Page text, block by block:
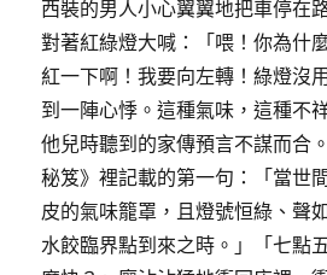
西裝的男人小心翼翼地把車停在
對著紅綠燈大喊：「喂！你為什
紅一下啊！我要向左轉！綠燈沒
到一陣心悸。這種氣味，這種不
他兒時聽到的家傳預言不謀而合
秘笈》裡記載的第一句：「當世
皮的氣味籠罩，且燈號恒綠、聲
水餃臨界點到來之時。」「七點